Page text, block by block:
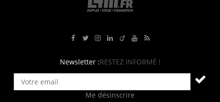
Newsletter :RESTEZ INFORMÉ !
Me désinscrire